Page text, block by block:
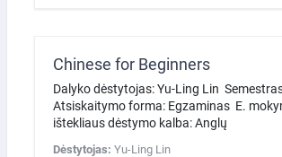
Chinese for Beginners
Dalyko dėstytojas: Yu-Ling Lin
Atsiskaitymo forma: Egzaminas E.
ištekliaus dėstymo kalba: Anglų
Dėstytojas: Yu-Ling Lin